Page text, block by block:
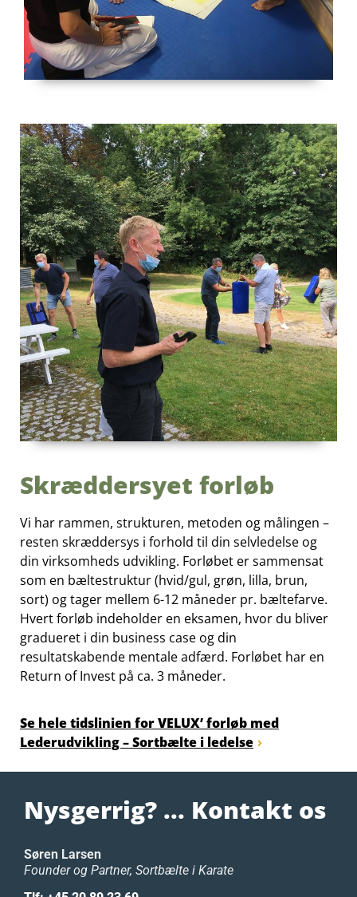
Skræddersyet forløb
Vi har rammen, strukturen, metoden og målingen –
resten skræddersys i forhold til din selvledelse og
din virksomheds udvikling. Forløbet er sammensat
som en bæltestruktur (hvid/gul, grøn, lilla, brun,
sort) og tager mellem 6-12 måneder pr. bæltefarve.
Hvert forløb indeholder en eksamen, hvor du bliver
gradueret i din business case og din
resultatskabende mentale adfærd. Forløbet har en
Return of Invest på ca. 3 måneder.
Se hele tidslinien for VELUX’ forløb med
Lederudvikling – Sortbælte i ledelse
Nysgerrig? ... Kontakt os
Søren Larsen
Founder og Partner, Sortbælte i Karate